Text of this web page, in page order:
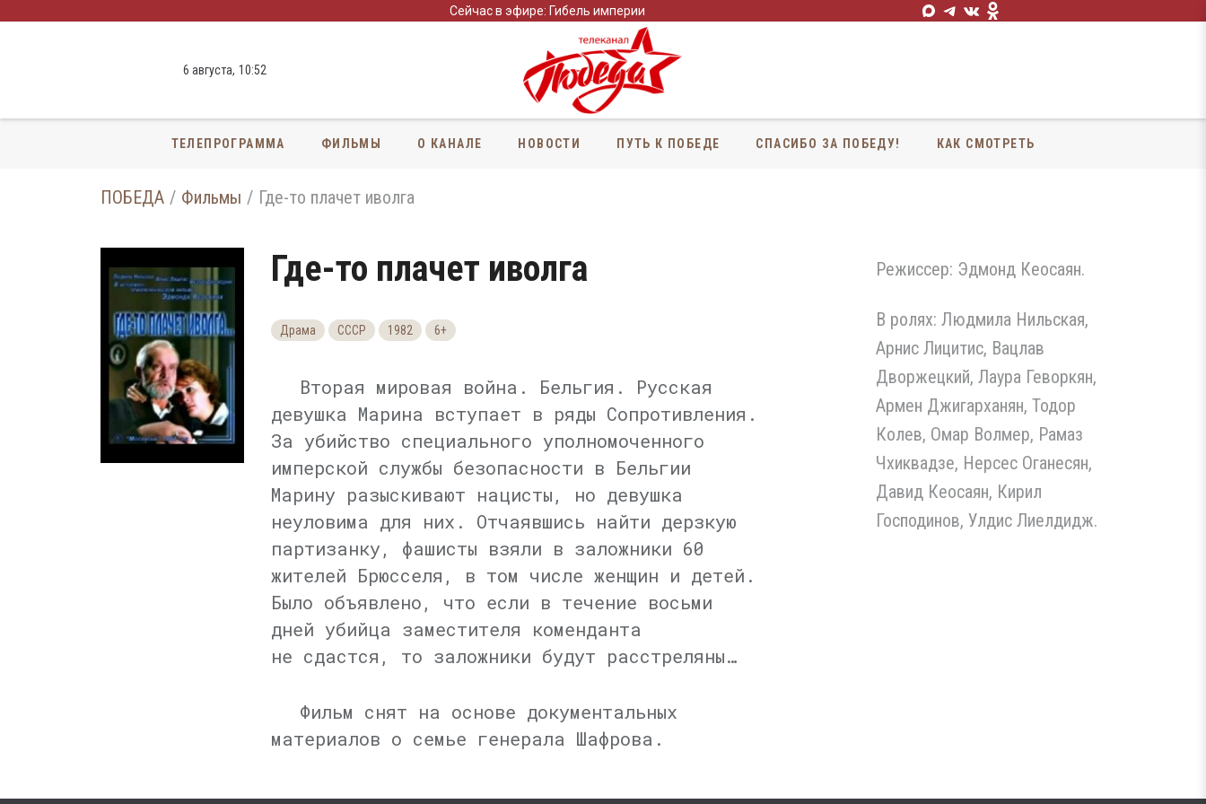
Сейчас в эфире: Гибель империи
6 августа, 10:52
ТЕЛЕПРОГРАММА ФИЛЬМЫ О КАНАЛЕ НОВОСТИ ПУТЬ К ПОБЕДЕ СПАСИБО ЗА ПОБЕДУ! КАК СМОТРЕТЬ
ПОБЕДА Фильмы Где-то плачет иволга
Где-то плачет иволга
Драма СССР 1982 6+
Вторая мировая война. Бельгия. Русская
девушка Марина вступает в ряды Сопротивления.
За убийство специального уполномоченного
имперской службы безопасности в Бельгии
Марину разыскивают нацисты, но девушка
неуловима для них. Отчаявшись найти дерзкую
партизанку, фашисты взяли в заложники 60
жителей Брюсселя, в том числе женщин и детей.
Было объявлено, что если в течение восьми
дней убийца заместителя коменданта
не сдастся, то заложники будут расстреляны…
Фильм снят на основе документальных
материалов о семье генерала Шафрова.
Режиссер: Эдмонд Кеосаян.
В ролях: Людмила Нильская,
Арнис Лицитис, Вацлав
Дворжецкий, Лаура Геворкян,
Армен Джигарханян, Тодор
Колев, Омар Волмер, Рамаз
Чхиквадзе, Нерсес Оганесян,
Давид Кеосаян, Кирил
Господинов, Улдис Лиелдидж.